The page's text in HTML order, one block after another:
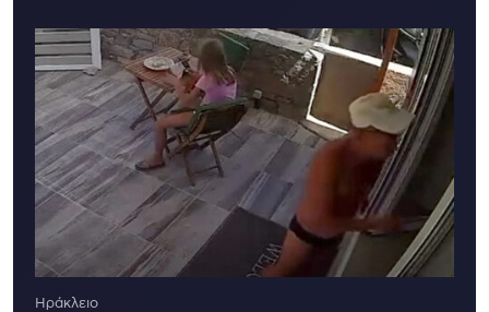
Ηράκλειο